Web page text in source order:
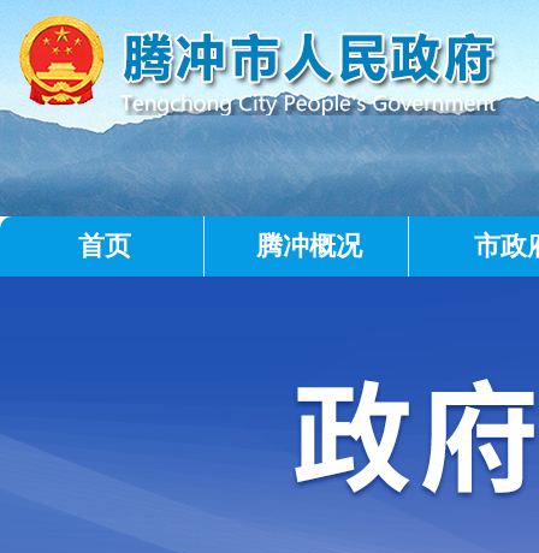
首页 腾冲概况 市政